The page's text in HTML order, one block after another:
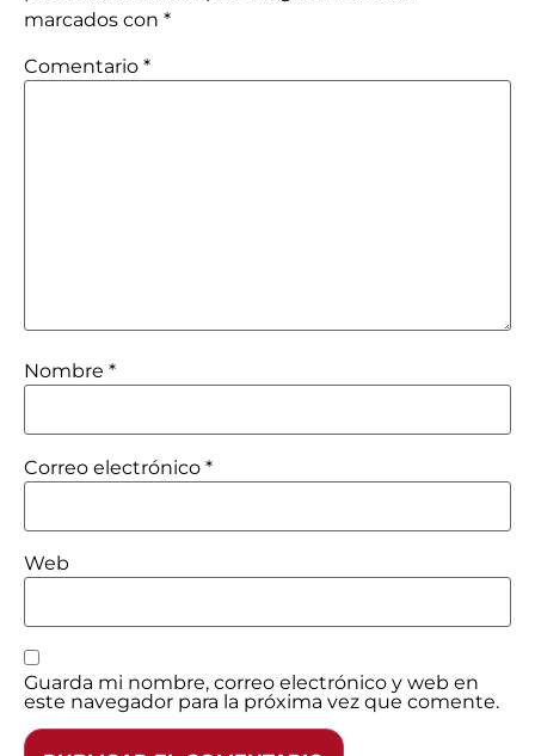
marcados con *
Comentario *
Nombre *
Correo electrónico *
Web
Guarda mi nombre, correo electrónico y web en
este navegador para la próxima vez que comente.